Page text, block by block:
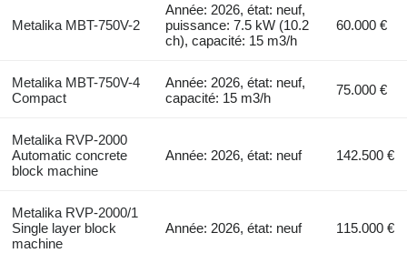
Metalika MBT-750V-2
Année: 2026, état: neuf,
puissance: 7.5 kW (10.2
ch), capacité: 15 m3/h
60.000 €
Metalika MBT-750V-4
Compact
Année: 2026, état: neuf,
capacité: 15 m3/h
75.000 €
Metalika RVP-2000
Automatic concrete
block machine
Année: 2026, état: neuf 142.500 €
Metalika RVP-2000/1
Single layer block
machine
Année: 2026, état: neuf 115.000 €